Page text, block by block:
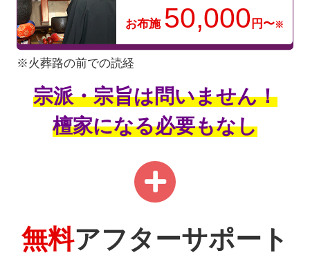
お布施 50,000 円〜※
※火葬路の前での読経
宗派・宗旨は問いません！
檀家になる必要もなし
無料アフターサポート